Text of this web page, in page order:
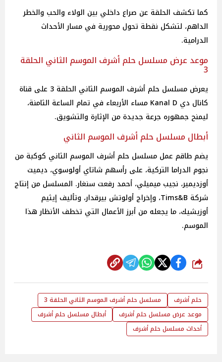
كما تكشف الحلقة عن صراع داخلي بين الولاء والحب والخطر
الداهم، لتشكل نقطة تحول محورية في مسار الأحداث
الدرامية.
موعد عرض مسلسل حلم أشرف الموسم الثاني الحلقة
3
يعرض مسلسل حلم أشرف الموسم الثاني الحلقة 3 على قناة
كانال دي Kanal D مساء الأربعاء في تمام الساعة الثامنة،
ليمنح جمهوره جرعة جديدة من الإثارة والتشويق.
أبطال مسلسل حلم أشرف الموسم الثاني
يضم طاقم عمل مسلسل حلم أشرف الموسم الثاني كوكبة من
نجوم الدراما التركية، على رأسهم شاتاي أولوسوي، ديميت
أوزديمير، نجيب ميميلي، أحمد رفعت سنغار. المسلسل من إنتاج
شركة Tims&B، وإخراج أولوتش بيرقدار، وتأليف إيثيم
أوزيشيك، ما يجعله من أبرز الأعمال التي تخطف الأنظار هذا
الموسم.
شارك
حلم أشرف
مسلسل حلم أشرف الموسم الثاني الحلقة 3
موعد عرض مسلسل حلم أشرف
أبطال مسلسل حلم أشرف
أحداث مسلسل حلم أشرف